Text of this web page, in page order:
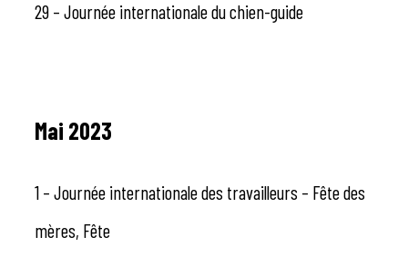
29 – Journée internationale du chien-guide
Mai 2023
1 – Journée internationale des travailleurs – Fête des
mères, Fête